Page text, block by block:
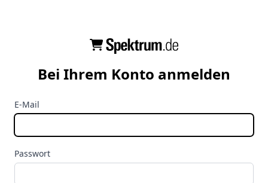
Bei Ihrem Konto anmelden
E-Mail
Passwort